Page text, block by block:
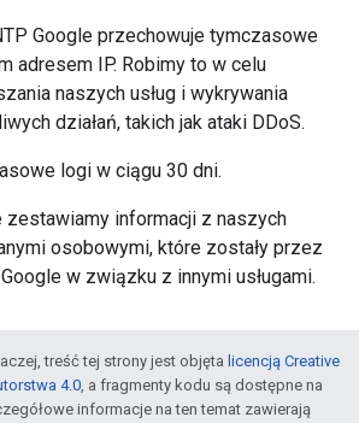
Google przechowuje tymczasowe
adresem IP. Robimy to w celu
naszych usług i wykrywania
działań, takich jak ataki DDoS.
logi w ciągu 30 dni.
zestawiamy informacji z naszych
osobowymi, które zostały przez
w związku z innymi usługami.
treść tej strony jest objęta licencją Creative
4.0, a fragmenty kodu są dostępne na
informacje na ten temat zawierają